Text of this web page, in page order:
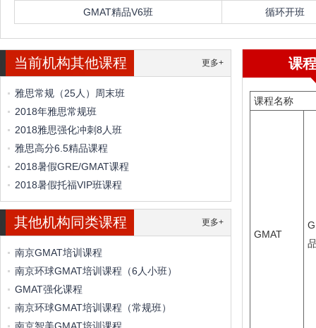
GMAT精品V6班 循环开班
当前机构其他课程 更多+
雅思常规（25人）周末班
2018年雅思常规班
2018雅思强化冲刺8人班
雅思高分6.5精品课程
2018暑假GRE/GMAT课程
2018暑假托福VIP班课程
其他机构同类课程 更多+
南京GMAT培训课程
南京环球GMAT培训课程（6人小班）
GMAT强化课程
南京环球GMAT培训课程（常规班）
课
课程名称
GMAT